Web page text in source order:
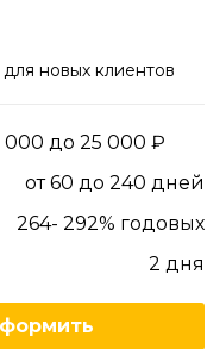
новых клиентов
000 до 25 000
от 60 до 240 дней
264- 292% годовых
2 дня